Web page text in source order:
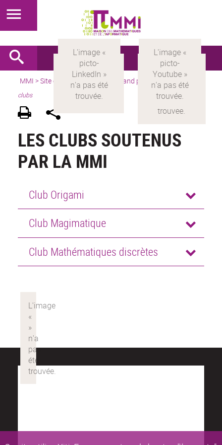
MMI >Site en français > Pour le grand public > Par activités >
clubs
LES CLUBS SOUTENUS
PAR LA MMI
Club Origami
Club Magimatique
Club Mathématiques discrètes